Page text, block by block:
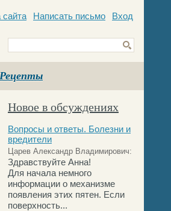
сайта Написать письмо Вход
Рецепты
Новое в обсуждениях
Вопросы и ответы. Болезни и
вредители
Царев Александр Владимирович:
Здравствуйте Анна!
Для начала немного
информации о механизме
появления этих пятен. Если
поверхность...